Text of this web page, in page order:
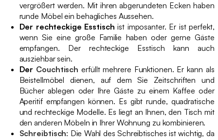
vergrößert werden. Mit ihren abgerundeten Ecken haben
runde Möbel ein behagliches Aussehen.
Der rechteckige Esstisch ist imposanter. Er ist perfekt,
wenn Sie eine große Familie haben oder gerne Gäste
empfangen. Der rechteckige Esstisch kann auch
ausziehbar sein.
Der Couchtisch erfüllt mehrere Funktionen. Er kann als
Beistellmöbel dienen, auf dem Sie Zeitschriften und
Bücher ablegen oder Ihre Gäste zu einem Kaffee oder
Aperitif empfangen können. Es gibt runde, quadratische
und rechteckige Modelle. Es liegt an Ihnen, den Tisch mit
den anderen Möbeln in Ihrer Wohnung zu kombinieren.
Schreibtisch: Die Wahl des Schreibtisches ist wichtig, da